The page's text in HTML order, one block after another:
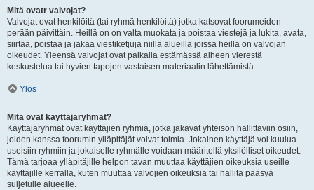
Mitä ovatr valvojat?
Valvojat ovat henkilöitä (tai ryhmä henkilöitä) jotka katsovat foorumeiden
perään päivittäin. Heillä on on valta muokata ja poistaa viestejä ja lukita, avata,
siirtää, poistaa ja jakaa viestiketjuja niillä alueilla joissa heillä on valvojan
oikeudet. Yleensä valvojat ovat paikalla estämässä aiheen vierestä
keskustelua tai hyvien tapojen vastaisen materiaalin lähettämistä.
Ylös
Mitä ovat käyttäjäryhmät?
Käyttäjäryhmät ovat käyttäjien ryhmiä, jotka jakavat yhteisön hallittaviin osiin,
joiden kanssa foorumin ylläpitäjät voivat toimia. Jokainen käyttäjä voi kuulua
useisiin ryhmiin ja jokaiselle ryhmälle voidaan määritellä yksilölliset oikeudet.
Tämä tarjoaa ylläpitäjille helpon tavan muuttaa käyttäjien oikeuksia useille
käyttäjille kerralla, kuten muuttaa valvojien oikeuksia tai hallita pääsyä
suljetulle alueelle.